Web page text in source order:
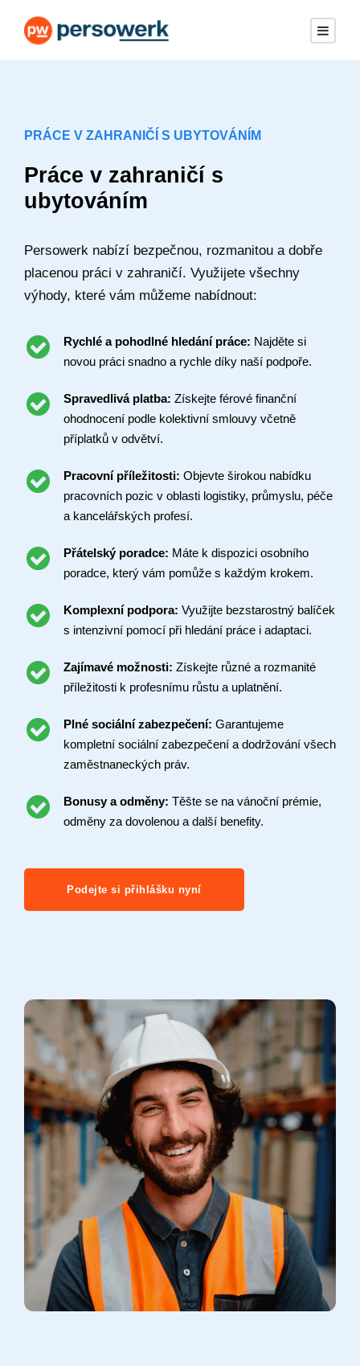
PRÁCE V ZAHRANIČÍ S UBYTOVÁNÍM
Práce v zahraničí s
ubytováním
Persowerk nabízí bezpečnou, rozmanitou a dobře
placenou práci v zahraničí. Využijete všechny
výhody, které vám můžeme nabídnout:
Rychlé a pohodlné hledání práce: Najděte si
novou práci snadno a rychle díky naší podpoře.
Spravedlivá platba: Získejte férové finanční
ohodnocení podle kolektivní smlouvy včetně
příplatků v odvětví.
Pracovní příležitosti: Objevte širokou nabídku
pracovních pozic v oblasti logistiky, průmyslu, péče
a kancelářských profesí.
Přátelský poradce: Máte k dispozici osobního
poradce, který vám pomůže s každým krokem.
Komplexní podpora: Využijte bezstarostný balíček
s intenzivní pomocí při hledání práce i adaptaci.
Zajímavé možnosti: Získejte různé a rozmanité
příležitosti k profesnímu růstu a uplatnění.
Plné sociální zabezpečení: Garantujeme
kompletní sociální zabezpečení a dodržování všech
zaměstnaneckých práv.
Bonusy a odměny: Těšte se na vánoční prémie,
odměny za dovolenou a další benefity.
Podejte si přihlášku nyní